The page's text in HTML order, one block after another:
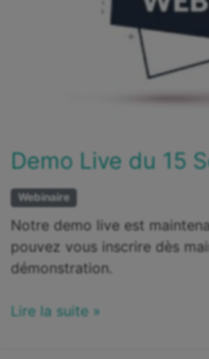
Demo Live du 15
Webinaire
Notre demo live est
pouvez vous inscrire dès
démonstration.
Lire la suite »